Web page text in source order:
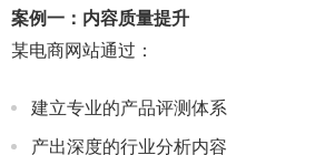
案例一：内容质量提升
某电商网站通过：
建立专业的产品评测体系
产出深度的行业分析内容